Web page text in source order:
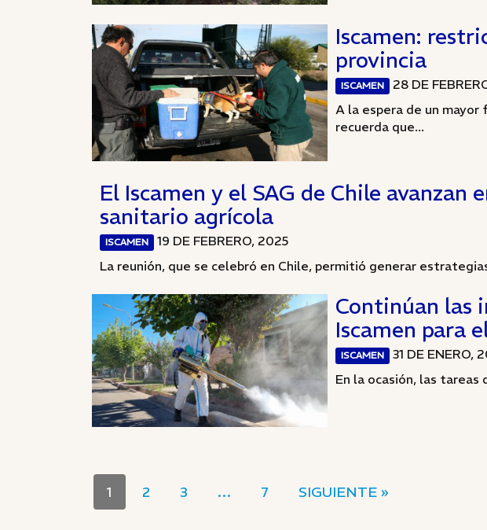
Iscamen:
provincia
ISCAMEN
28 DE
A la espera de un mayor
recuerda que...
El Iscamen y el SAG de Chile
sanitario agrícola
ISCAMEN
19 DE FEBRERO, 2025
La reunión, que se celebró en Chile, permitió generar
Continúan las
Iscamen para
ISCAMEN
31 DE ENERO,
En la ocasión, las
1 2 3 … 7 SIGUIENTE »